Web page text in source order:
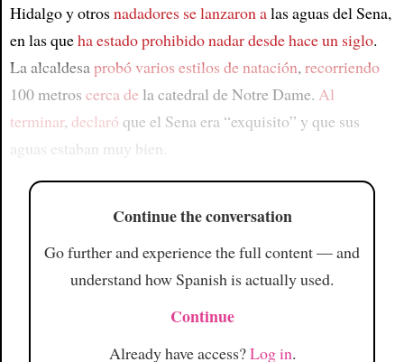
Hidalgo y otrosnadadores se lanzaron alas aguas del Sena,
en las queha estado prohibido nadardesde hace un siglo.
La alcaldesa probó varios estilos de natación, recorriendo
100 metros cerca dela catedral de Notre Dame. Al
terminar, declaró que el Sena era “exquisito” y que sus
aguas estaban muy bien.
Continue the conversation
Go further and experience the full content — and
understand how Spanish is actually used.
Continue
Already have access?Log in.